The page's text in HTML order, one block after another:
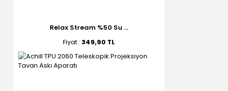
Relax Stream %50 Su ...
Fiyat : 349,90 TL